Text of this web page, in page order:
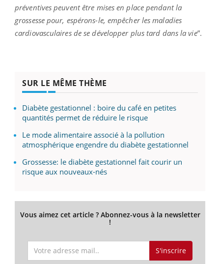
préventives peuvent être mises en place pendant la
grossesse pour, espérons-le, empêcher les maladies
cardiovasculaires de se développer plus tard dans la vie”.
SUR LE MÊME THÈME
Diabète gestationnel : boire du café en petites
quantités permet de réduire le risque
Le mode alimentaire associé à la pollution
atmosphérique engendre du diabète gestationnel
Grossesse: le diabète gestationnel fait courir un
risque aux nouveaux-nés
Vous aimez cet article ? Abonnez-vous à la newsletter
!
S'inscrire